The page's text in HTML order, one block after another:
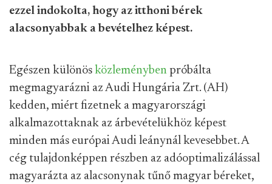
ezzel indokolta, hogy az itthoni bérek
alacsonyabbak a bevételhez képest.
Egészen különös közleményben próbálta
megmagyarázni az Audi Hungária Zrt. (AH)
kedden, miért fizetnek a magyarországi
alkalmazottaknak az árbevételükhöz képest
minden más európai Audi leánynál kevesebbet. A
cég tulajdonképpen részben az adóoptimalizálással
magyarázta az alacsonynak tűnő magyar béreket,